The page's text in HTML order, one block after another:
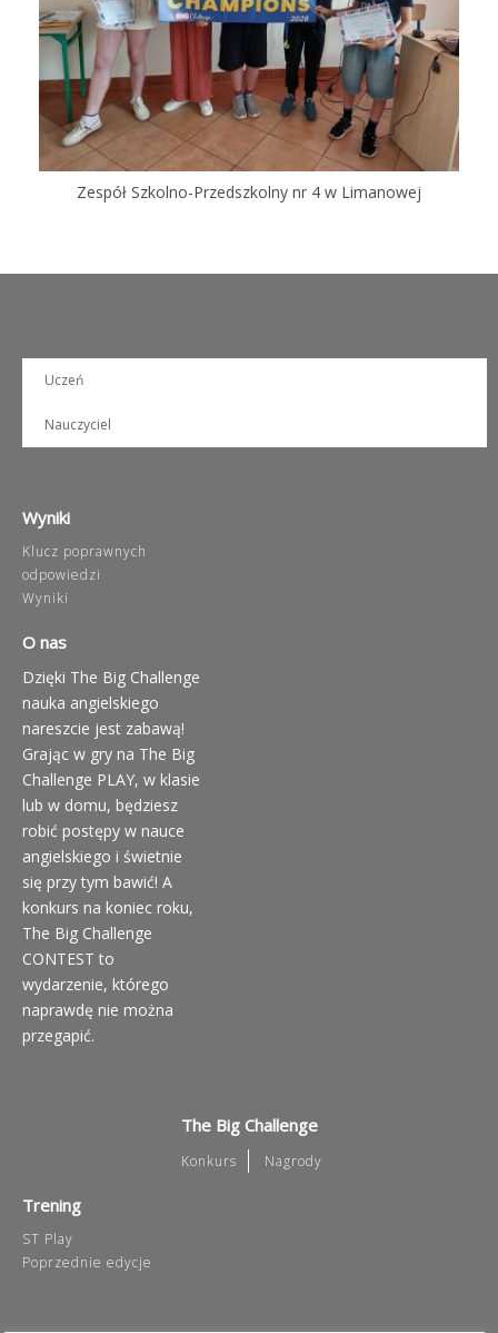
Zespół Szkolno-Przedszkolny nr 4 w Limanowej
Uczeń
Nauczyciel
Wyniki
Klucz poprawnych
odpowiedzi
Wyniki
O nas
Dzięki The Big Challenge
nauka angielskiego
nareszcie jest zabawą!
Grając w gry na The Big
Challenge PLAY, w klasie
lub w domu, będziesz
robić postępy w nauce
angielskiego i świetnie
się przy tym bawić! A
konkurs na koniec roku,
The Big Challenge
CONTEST to
wydarzenie, którego
naprawdę nie można
przegapić.
The Big Challenge
Konkurs Nagrody
Trening
ST Play
Poprzednie edycje